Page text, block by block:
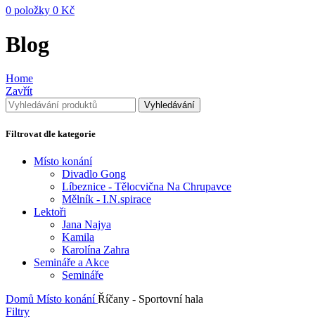
0 položky 0 Kč
Blog
Home
Zavřít
Vyhledávání
Filtrovat dle kategorie
Místo konání
Divadlo Gong
Líbeznice - Tělocvična Na Chrupavce
Mělník - I.N.spirace
Lektoři
Jana Najya
Kamila
Karolína Zahra
Semináře a Akce
Semináře
Domů Místo konáníŘíčany - Sportovní hala
Filtry